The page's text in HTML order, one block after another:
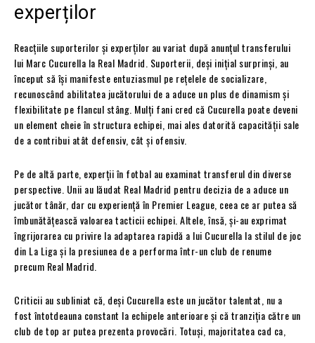
experților
Reacțiile suporterilor și experților au variat după anunțul transferului
lui Marc Cucurella la Real Madrid. Suporterii, deși inițial surprinși, au
început să își manifeste entuziasmul pe rețelele de socializare,
recunoscând abilitatea jucătorului de a aduce un plus de dinamism și
flexibilitate pe flancul stâng. Mulți fani cred că Cucurella poate deveni
un element cheie în structura echipei, mai ales datorită capacității sale
de a contribui atât defensiv, cât și ofensiv.
Pe de altă parte, experții în fotbal au examinat transferul din diverse
perspective. Unii au lăudat Real Madrid pentru decizia de a aduce un
jucător tânăr, dar cu experiență în Premier League, ceea ce ar putea să
îmbunătățească valoarea tacticii echipei. Altele, însă, și-au exprimat
îngrijorarea cu privire la adaptarea rapidă a lui Cucurella la stilul de joc
din La Liga și la presiunea de a performa într-un club de renume
precum Real Madrid.
Criticii au subliniat că, deși Cucurella este un jucător talentat, nu a
fost întotdeauna constant la echipele anterioare și că tranziția către un
club de top ar putea prezenta provocări. Totuși, majoritatea cad ca,